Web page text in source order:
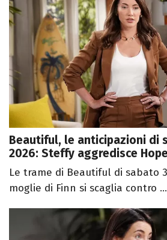
Beautiful, le anticipazioni di
2026: Steffy aggredisce Hope
Le trame di Beautiful di sabato
moglie di Finn si scaglia contro ...